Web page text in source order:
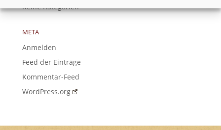
Keine Kategorien
META
Anmelden
Feed der Einträge
Kommentar-Feed
WordPress.org